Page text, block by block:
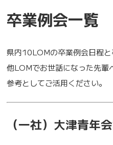
卒業例会一覧
県内10LOMの卒業例会日程と
他LOMでお世話になった先輩
参考としてご活用ください。
（一社）大津青年